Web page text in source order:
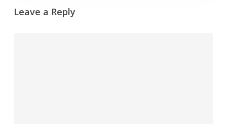
Leave a Reply